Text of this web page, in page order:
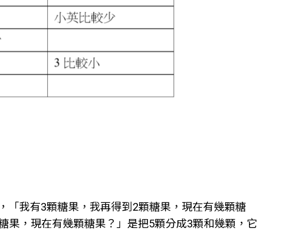
「我有3顆糖果，我再得到2顆糖果，現在有幾顆糖
果，現在有幾顆糖果？」是把5顆分成3顆和幾顆，它